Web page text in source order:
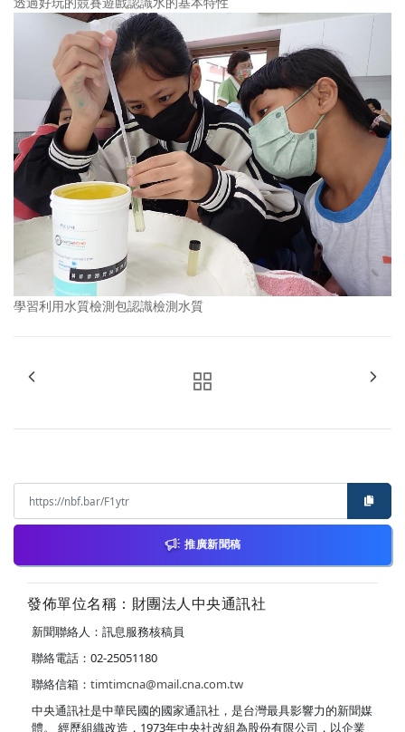
學習利用水質檢測包認識檢測水質
推廣新聞稿
發佈單位名稱：財團法人中央通訊社
新聞聯絡人：訊息服務核稿員
聯絡電話：02-25051180
聯絡信箱： timtimcna@mail.cna.com.tw
中央通訊社是中華民國的國家通訊社，是台灣最具影響力的新聞媒
體。 經歷組織改造，1973年中央社改組為股份有限公司，以企業